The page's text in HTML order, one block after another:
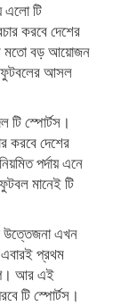
এলো টি
করবে দেশের
মতো বড় আয়োজন
ফুটবলের আসল
টি স্পোর্টস।
করবে দেশের
পর্দায় এনে
মানেই টি
উত্তেজনা এখন
এবারই প্রথম
আর এই
টি স্পোর্টস।